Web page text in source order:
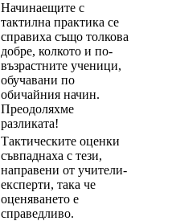
Начинаещите с
тактилна практика се
справиха също толкова
добре, колкото и по-
възрастните ученици,
обучавани по
обичайния начин.
Преодоляхме
разликата!
Тактическите оценки
съвпаднаха с тези,
направени от учители-
експерти, така че
оценяването е
справедливо.